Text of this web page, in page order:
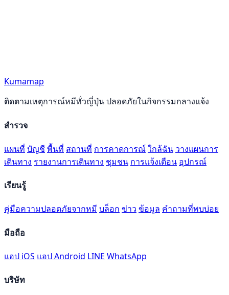
Kumamap
ติดตามเหตุการณ์หมีทั่วญี่ปุ่น ปลอดภัยในกิจกรรมกลางแจ้ง
สำรวจ
แผนที่ บัญชี พื้นที่ สถานที่ การคาดการณ์ใกล้ฉัน วางแผนการ
เดินทาง รายงานการเดินทาง ชุมชน การแจ้งเตือน อุปกรณ์
เรียนรู้
คู่มือความปลอดภัยจากหมี บล็อก ข่าว ข้อมูล คำถามที่พบบ่อย
มือถือ
แอป iOS แอป Android LINE WhatsApp
บริษัท